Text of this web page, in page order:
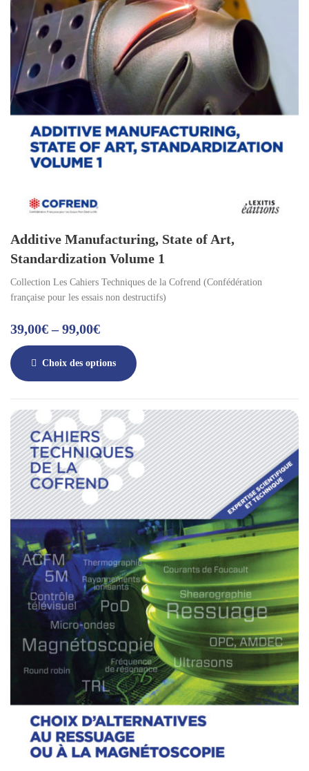
Additive Manufacturing, State of Art,
Standardization Volume 1
Collection Les Cahiers Techniques de la Cofrend (Confédération
française pour les essais non destructifs)
39,00€–99,00€
Choix des options